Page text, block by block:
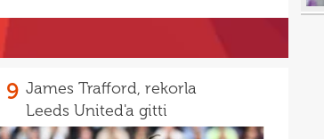
9 James Trafford, rekorla
Leeds United'a gitti